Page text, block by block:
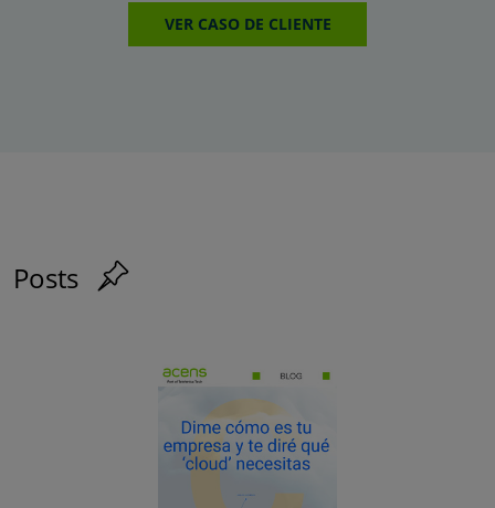
VER CASO DE CLIENTE
Posts